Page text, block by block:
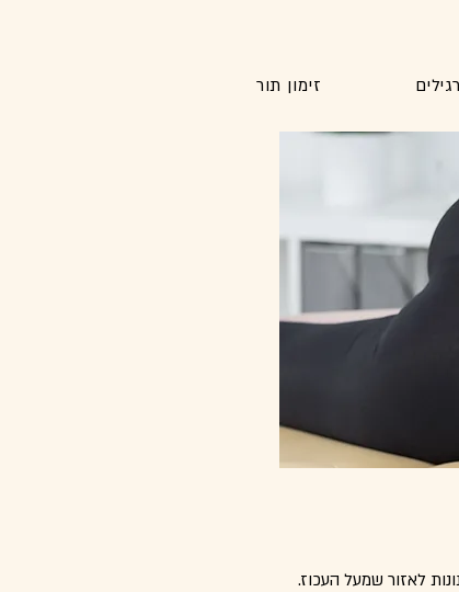
זימון תור
לאזור שמעל העכוז.